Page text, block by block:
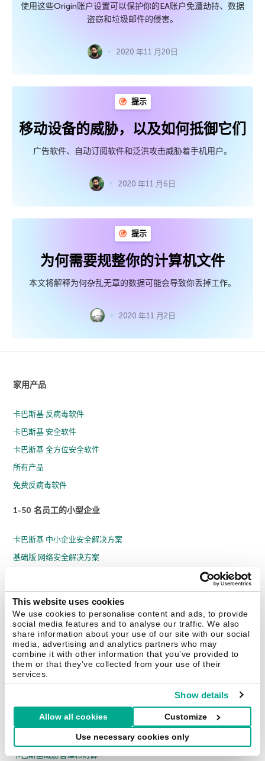
This website uses cookies
We use cookies to personalise content and ads, to provide
social media features and to analyse our traffic. We also
share information about your use of our site with our social
media, advertising and analytics partners who may
combine it with other information that you’ve provided to
them or that they’ve collected from your use of their
services.
Show details
Allow all cookies Customize
Use necessary cookies only
使用这些Origin账户设置可以保护你的EA账户免遭劫持、数据
盗窃和垃圾邮件的侵害。
2020 年11 月20日
提示
移动设备的威胁，以及如何抵御它们
广告软件、自动订阅软件和泛洪攻击威胁着手机用户。
2020 年11 月6日
提示
为何需要规整你的计算机文件
本文将解释为何杂乱无章的数据可能会导致你丢掉工作。
2020 年11 月2日
家用产品
卡巴斯基 反病毒软件
卡巴斯基 安全软件
卡巴斯基 全方位安全软件
所有产品
免费反病毒软件
1-50 名员工的小型企业
卡巴斯基 中小企业安全解决方案
基础版 网络安全解决方案
51-999 名员工的中型企业
基础版 网络安全解决方案
标准版 网络安全解决方案
高级版 网络安全解决方案
所有产品
1000 名员工以上的大型企业
卡巴斯基威胁管理和防御